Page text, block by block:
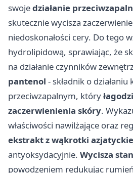
swojedziałanie
skutecznie wycisza
niedoskonałości cery. Do tego
hydrolipidową, sprawiając, że
na działanie czynników
pantenol - składnik o działaniu
przeciwzapalnym, który
zaczerwienienia skóry.
właściwości nawilżające oraz
ekstrakt z wąkrotki
antyoksydacyjnie. Wycisza
powodzeniem redukując